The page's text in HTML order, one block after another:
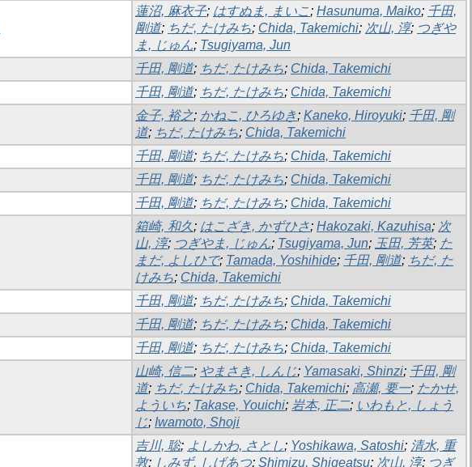
蓮沼, 麻衣子; はすぬま, まいこ; Hasunuma, Maiko; 千田,
剛道; ちだ, たけみち; Chida, Takemichi; 次山, 淳; つぎや
ま, じゅん; Tsugiyama, Jun
千田, 剛道; ちだ, たけみち; Chida, Takemichi
千田, 剛道; ちだ, たけみち; Chida, Takemichi
金子, 裕之; かねこ, ひろゆき; Kaneko, Hiroyuki; 千田, 剛
道; ちだ, たけみち; Chida, Takemichi
千田, 剛道; ちだ, たけみち; Chida, Takemichi
千田, 剛道; ちだ, たけみち; Chida, Takemichi
千田, 剛道; ちだ, たけみち; Chida, Takemichi
箱崎, 和久; はこざき, かずひさ; Hakozaki, Kazuhisa; 次
山, 淳; つぎやま, じゅん; Tsugiyama, Jun; 玉田, 芳英; た
まだ, よしひで; Tamada, Yoshihide; 千田, 剛道; ちだ, た
けみち; Chida, Takemichi
千田, 剛道; ちだ, たけみち; Chida, Takemichi
千田, 剛道; ちだ, たけみち; Chida, Takemichi
千田, 剛道; ちだ, たけみち; Chida, Takemichi
山崎, 信二; やまさき, しんじ; Yamasaki, Shinzi; 千田, 剛
道; ちだ, たけみち; Chida, Takemichi; 高瀬, 要一; たかせ,
よういち; Takase, Youichi; 岩本, 正二; いわもと, しょう
じ; Iwamoto, Shoji
吉川, 聡; よしかわ, さとし; Yoshikawa, Satoshi; 清水, 重
敦; しみず, しげあつ; Shimizu, Shigeatsu; 次山, 淳; つぎ